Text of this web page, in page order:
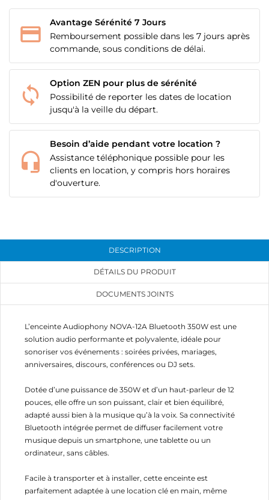
Avantage Sérénité 7 Jours
Remboursement possible dans les 7 jours après
commande, sous conditions de délai.
Option ZEN pour plus de sérénité
Possibilité de reporter les dates de location
jusqu'à la veille du départ.
Besoin d’aide pendant votre location ?
Assistance téléphonique possible pour les
clients en location, y compris hors horaires
d'ouverture.
DESCRIPTION
DÉTAILS DU PRODUIT
DOCUMENTS JOINTS
L’enceinte Audiophony NOVA-12A Bluetooth 350W est une
solution audio performante et polyvalente, idéale pour
sonoriser vos événements : soirées privées, mariages,
anniversaires, discours, conférences ou DJ sets.
Dotée d’une puissance de 350W et d’un haut-parleur de 12
pouces, elle offre un son puissant, clair et bien équilibré,
adapté aussi bien à la musique qu’à la voix. Sa connectivité
Bluetooth intégrée permet de diffuser facilement votre
musique depuis un smartphone, une tablette ou un
ordinateur, sans câbles.
Facile à transporter et à installer, cette enceinte est
parfaitement adaptée à une location clé en main, même